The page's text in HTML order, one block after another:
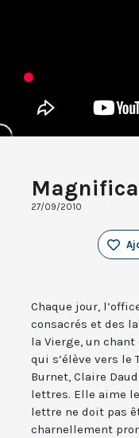
27/09/2010
Chaque jour,
consacrés et des
la Vierge, un
qui s’élève vers le
Burnet, Claire
lettres. Elle aime
lettre ne doit pas
charnellement